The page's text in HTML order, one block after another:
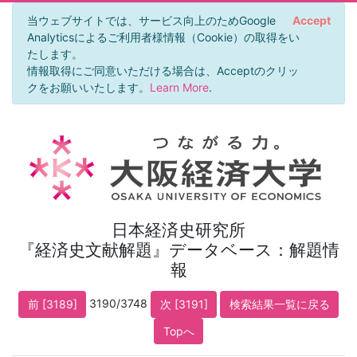
当ウェブサイトでは、サービス向上のためGoogle
Analyticsによるご利用者様情報（Cookie）の取得をい
たします。
情報取得にご同意いただける場合は、Acceptのクリッ
クをお願いいたします。 Learn More.
Accept
日本経済史研究所
『経済史文献解題』データベース：解題情
報
前 [3189] 3190/3748 次 [3191]
検索結果一覧に戻る
Topへ